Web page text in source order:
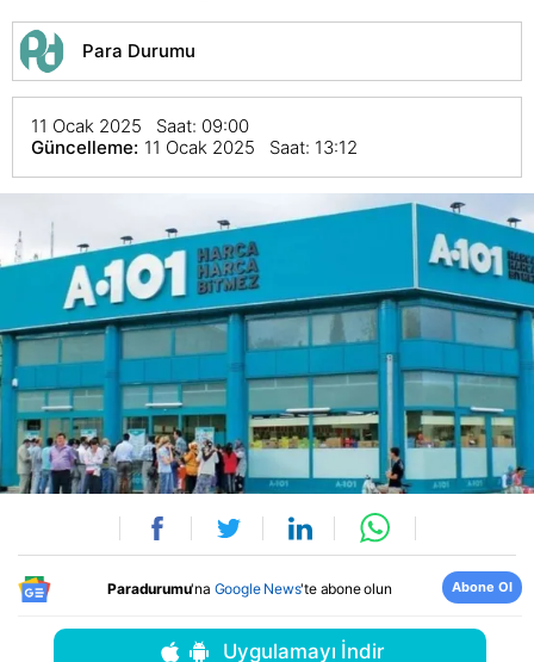
Para Durumu
11 Ocak 2025 Saat: 09:00
Güncelleme: 11 Ocak 2025 Saat: 13:12
Paradurumu'na Google News'te abone olun Abone Ol
Uygulamayı İndir